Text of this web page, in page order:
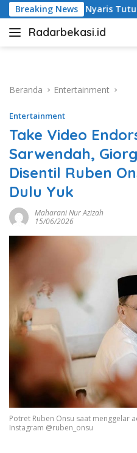
Langsung
ke
konten
Breaking News
Akses Jalan 100
Radarbekasi.id
Berita
Beranda
Entertainment
Entertainment
Take Video
Sarwendah,
Disentil Ruben
Dulu Yuk
Maharani Nur Azizah
15/06/2026
Potret Ruben Onsu saat menggelar
Instagram @ruben_onsu